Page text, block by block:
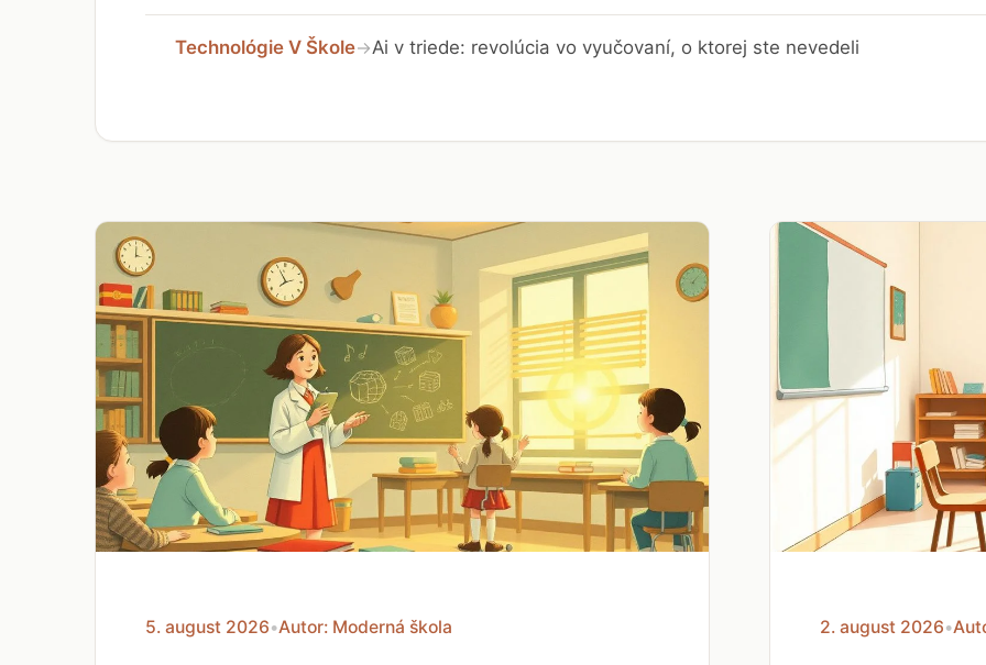
Technológie V Škole→Ai v triede: revolúcia vo vyučovaní, o ktorej ste nevedeli
5. august 2026•Autor: Moderná škola 2. august 2026•